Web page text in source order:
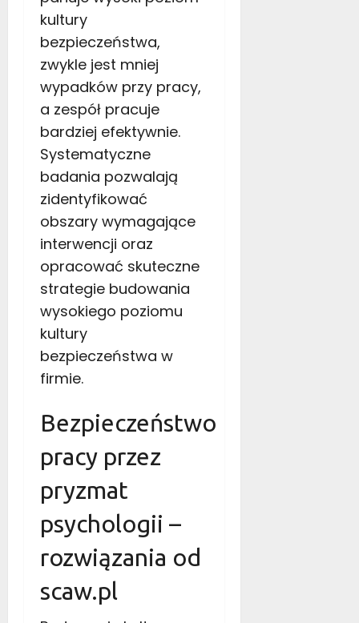
kultury
bezpieczeństwa,
zwykle jest mniej
wypadków przy pracy,
a zespół pracuje
bardziej efektywnie.
Systematyczne
badania pozwalają
zidentyfikować
obszary wymagające
interwencji oraz
opracować skuteczne
strategie budowania
wysokiego poziomu
kultury
bezpieczeństwa w
firmie.
Bezpieczeństwo
pracy przez
pryzmat
psychologii –
rozwiązania od
scaw.pl